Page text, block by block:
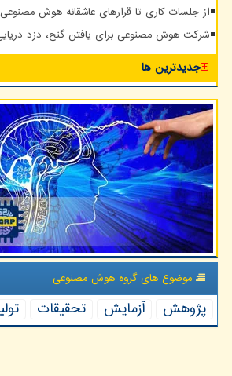
از جلسات کاری تا قرارهای عاشقانه هوش
شرکت هوش مصنوعی برای یافتن گنج، دزد
جدیدترین ها
موضوع های گروه هوش مصنوعی
پژوهش آزمایش تحقیقات